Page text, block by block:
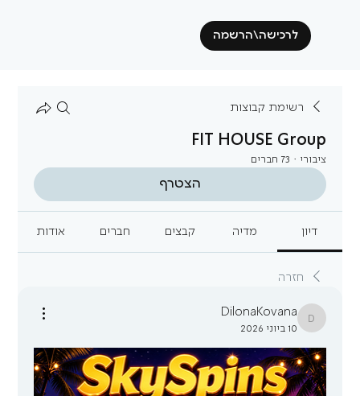
לרכישה\הרשמה
רשימת קבוצות
FIT HOUSE Group
ציבורי · 73 חברים
הצטרף
דיון מדיה קבצים חברים אודות
חזרה
DilonaKovana
DilonaKovana
10 ביוני 2026